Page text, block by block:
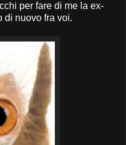
per fare di me la ex-
di nuovo fra voi.